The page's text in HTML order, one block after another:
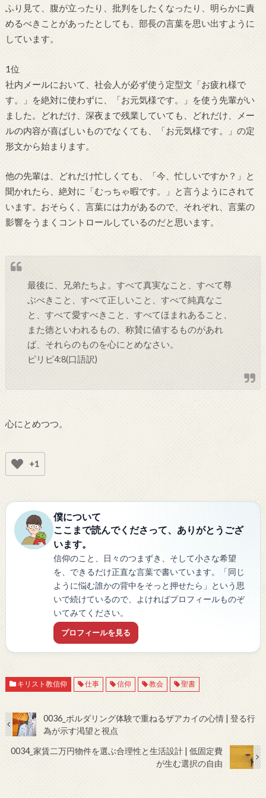
ふり見て、腹が立ったり、批判をしたくなったり、明らかに責
めるべきことがあったとしても、部長の言葉を思い出すように
しています。
1位
社内メールにおいて、社会人が必ず使う定型文「お疲れ様で
す。」を絶対に使わずに、「お元気様です。」を使う先輩がい
ました。どれだけ、深夜まで残業していても、どれだけ、メー
ルの内容が喜ばしいものでなくても、「お元気様です。」の定
形文から始まります。
他の先輩は、どれだけ忙しくても、「今、忙しいですか？」と
聞かれたら、絶対に「むっちゃ暇です。」と言うようにされて
います。おそらく、言葉には力があるので、それぞれ、言葉の
影響をうまくコントロールしているのだと思います。
最後に、兄弟たちよ。すべて真実なこと、すべて尊
ぶべきこと、すべて正しいこと、すべて純真なこ
と、すべて愛すべきこと、すべてほまれあること、
また徳といわれるもの、称賛に値するものがあれ
ば、それらのものを心にとめなさい。
ピリピ4:8(口語訳)
心にとめつつ。
+1
僕について
ここまで読んでくださって、ありがとうござ
います。
信仰のこと、日々のつまずき、そして小さな希望
を、できるだけ正直な言葉で書いています。「同じ
ように悩む誰かの背中をそっと押せたら」という思
いで続けているので、よければプロフィールものぞ
いてみてください。
プロフィールを見る
キリスト教信仰 仕事 信仰 教会 聖書
0036_ボルダリング体験で重ねるザアカイの心情 | 登る行
為が示す渇望と視点
0034_家賃二万円物件を選ぶ合理性と生活設計 | 低固定費
が生む選択の自由